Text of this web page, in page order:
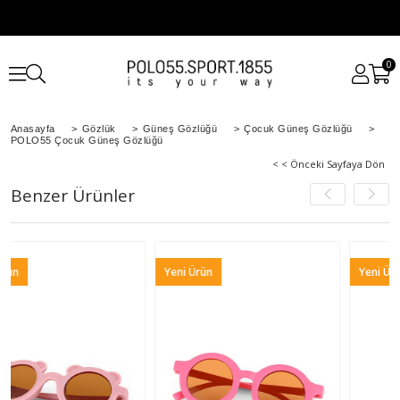
0
Anasayfa > Gözlük > Güneş Gözlüğü > Çocuk Güneş Gözlüğü
>
POLO55 Çocuk Güneş Gözlüğü
< < Önceki Sayfaya Dön
Benzer Ürünler
Yeni Ürün Yeni Ürün